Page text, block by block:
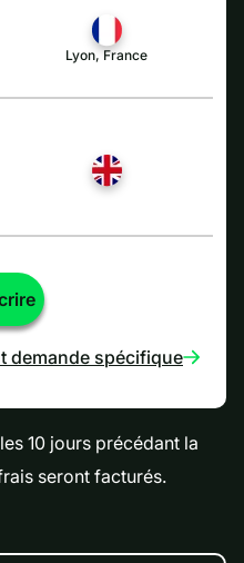
Lyon, France
demande spécifique
10 jours précédant la
seront facturés.